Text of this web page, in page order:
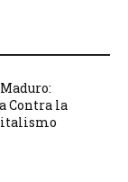
Contra la